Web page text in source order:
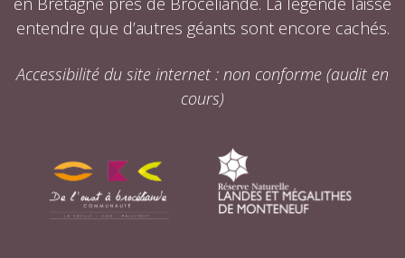
entendre que d’autres géants sont encore cachés.
Accessibilité du site internet : non conforme (audit en
cours)